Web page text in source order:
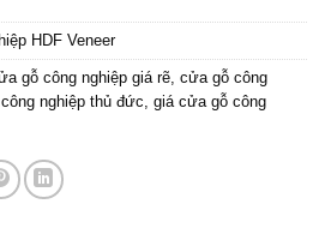
HDF Veneer
gỗ công nghiệp giá rẽ, cửa gỗ công
nghiệp thủ đức, giá cửa gỗ công